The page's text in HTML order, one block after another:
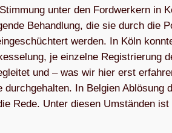
unter den Ford­wer­kern in
Behand­lung, die sie durch die
wer­den. In Köln
je ein­zelne Regis­trie­rung
und – was wir hier erst
In Bel­gien Ablö­sung
Rede. Unter die­sen Umstän­den